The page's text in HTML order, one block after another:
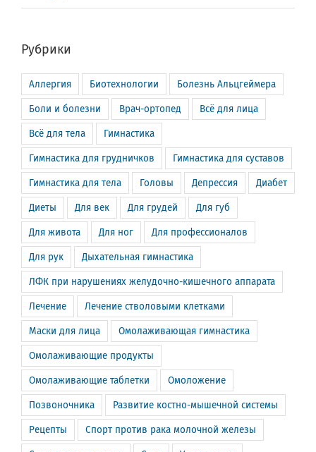
Рубрики
Аллергия Биотехнологии Болезнь Альцгеймера
Боли и болезни Врач-ортопед Всё для лица
Всё для тела Гимнастика
Гимнастика для грудничков Гимнастика для суставов
Гимнастика для тела Головы Депрессия Диабет
Диеты Для век Для грудей Для губ
Для живота Для ног Для профессионалов
Для рук Дыхательная гимнастика
ЛФК при нарушениях желудочно-кишечного аппарата
Лечение Лечение стволовыми клетками
Маски для лица Омолаживающая гимнастика
Омолаживающие продукты
Омолаживающие таблетки Омоложение
Позвоночника Развитие костно-мышечной системы
Рецепты Спорт против рака молочной железы